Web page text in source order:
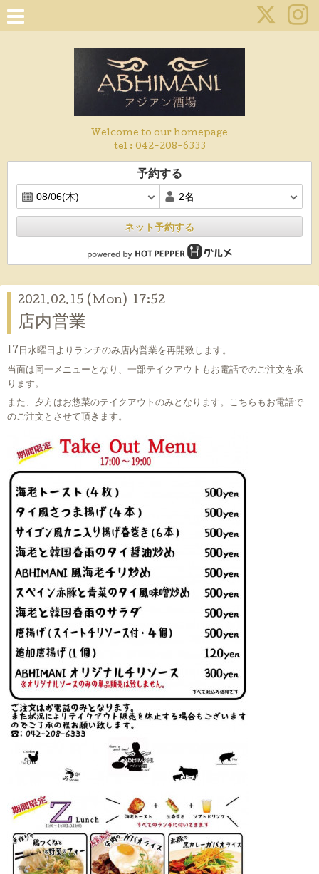
Welcome to our homepage
tel : 042-208-6333
予約する
ネット予約する
2021.02.15 (Mon) 17:52
店内営業
17日水曜日よりランチのみ店内営業を再開致します。
当面は同一メニューとなり、一部テイクアウトもお電話でのご注文を承
ります。
また、夕方はお惣菜のテイクアウトのみとなります。こちらもお電話で
のご注文とさせて頂きます。